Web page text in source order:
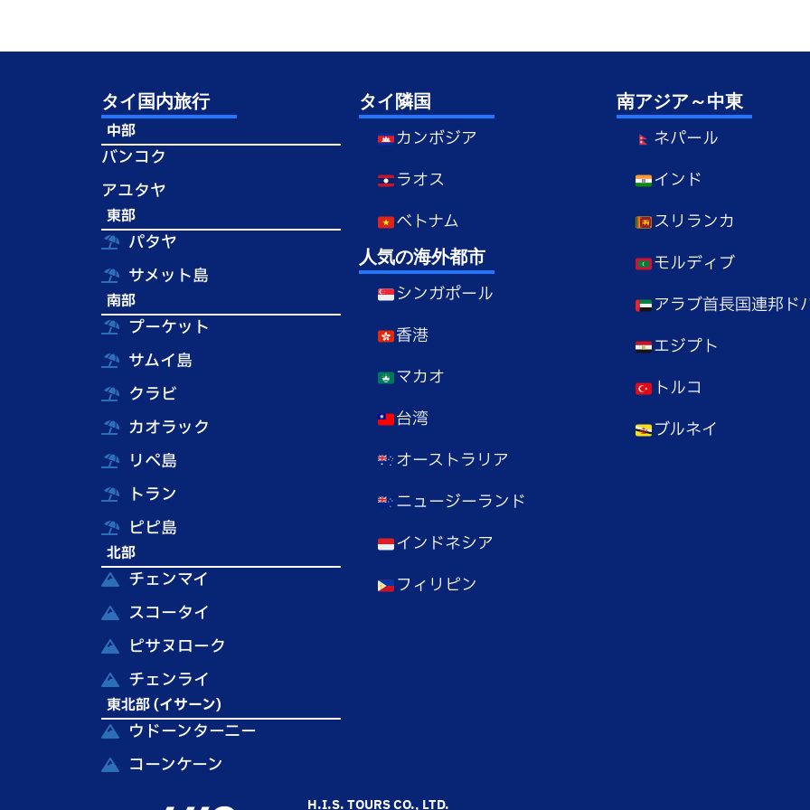
タイ国内旅行
中部
バンコク
アユタヤ
東部
パタヤ
サメット島
南部
プーケット
サムイ島
クラビ
カオラック
リペ島
トラン
ピピ島
北部
チェンマイ
スコータイ
ピサヌローク
チェンライ
東北部 (イサーン)
ウドーンターニー
コーンケーン
タイ隣国
カンボジア
ラオス
ベトナム
人気の海外都市
シンガポール
香港
マカオ
台湾
オーストラリア
ニュージーランド
インドネシア
フィリピン
南アジア～中東
ネパール
インド
スリランカ
モルディブ
アラブ首長国連邦ド
エジプト
トルコ
ブルネイ
H.I.S. TOURS CO., LTD.